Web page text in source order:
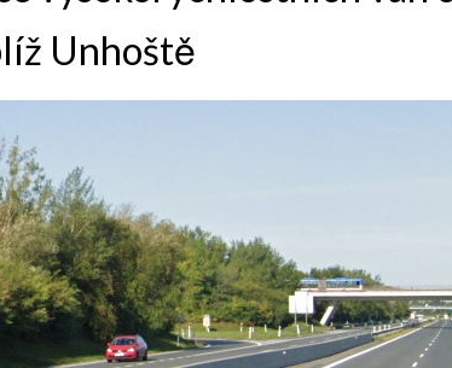
Unhoště